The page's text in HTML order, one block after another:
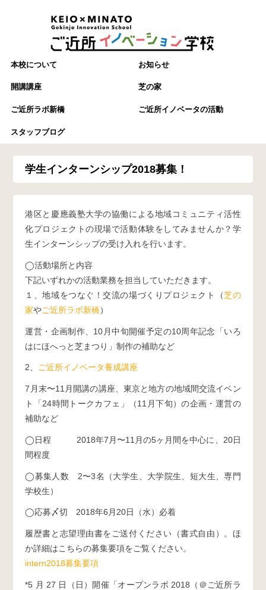
本校について お知らせ
開講講座 芝の家
ご近所ラボ新橋 ご近所イノベータの活動
スタッフブログ
学生インターンシップ2018募集！
港区と慶應義塾大学の協働による地域コミュニティ活性
化プロジェクトの現場で活動体験をしてみませんか？学
生インターンシップの受け入れを行います。
◯活動場所と内容
下記いずれかの活動業務を担当していただきます。
１、地域をつなぐ！交流の場づくりプロジェクト（芝の
家やご近所ラボ新橋）
運営・企画制作、10月中旬開催予定の10周年記念「いろ
はにほへっと芝まつり」制作の補助など
2、 ご近所イノベータ養成講座
7月末〜11月開講の講座、東京と地方の地域間交流イベン
ト「24時間トークカフェ」（11月下旬）の企画・運営の
補助など
◯日程 2018年7月〜11月の5ヶ月間を中心に、20日
間程度
◯募集人数 2〜3名（大学生、大学院生、短大生、専門
学校生）
◯応募〆切 2018年6月20日（水）必着
履歴書と志望理由書をご送付ください（書式自由）。ほ
か詳細はこちらの募集要項をご覧ください。
intern2018募集要項
*5 月 27 日（日）開催「オープンラボ 2018（＠ご近所ラ